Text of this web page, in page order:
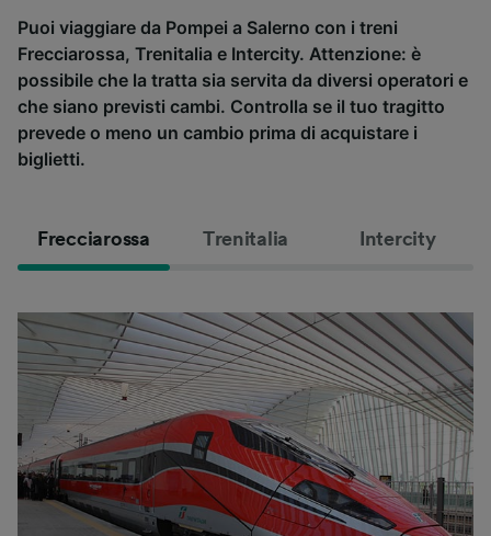
Puoi viaggiare da Pompei a Salerno con i treni
Frecciarossa, Trenitalia e Intercity. Attenzione: è
possibile che la tratta sia servita da diversi operatori e
che siano previsti cambi. Controlla se il tuo tragitto
prevede o meno un cambio prima di acquistare i
biglietti.
Frecciarossa Trenitalia Intercity